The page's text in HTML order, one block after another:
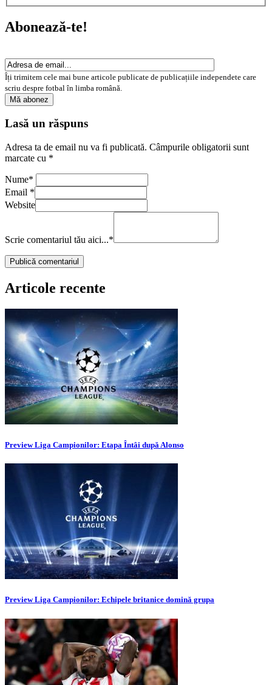
Abonează-te!
Îți trimitem cele mai bune articole publicate de publicațiile independete care
scriu despre fotbal în limba română.
Lasă un răspuns
Adresa ta de email nu va fi publicată. Câmpurile obligatorii sunt
marcate cu *
Nume*
Email *
Website
Scrie comentariul tău aici...*
Articole recente
Preview Liga Campionilor: Etapa Întâi după Alonso
Preview Liga Campionilor: Echipele britanice domină grupa